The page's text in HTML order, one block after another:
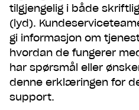
tilgjengelig i både
(lyd).
gi informasjon om
hvordan de fungerer
har spørsmål eller
denne erklæringen for
support.